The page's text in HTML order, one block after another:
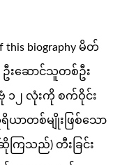
this biography မိတ်
းဆောင်သူတစ်ဦး
၁၂ လုံးကို စက်ဝိုင်း
ရိယာတစ်မျိုးဖြစ်သော
ကြသည်) တီးခြင်း